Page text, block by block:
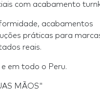
com acabamento
acabamentos
práticas para
reais.
em todo o Peru.
MÃOS"